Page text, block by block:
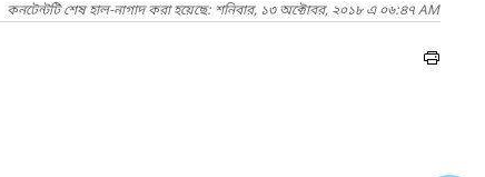
কনটেন্টটি শেষ হাল-নাগাদ করা হয়েছে: শনিবার, ১৩ অক্টোবর, ২০১৮ এ ০৬:৪৭ AM